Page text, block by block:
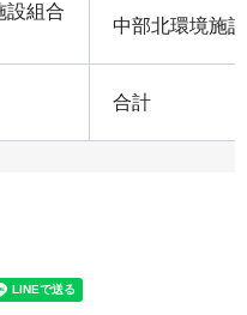
設組合
中部北環境施
合計